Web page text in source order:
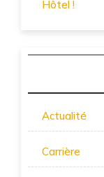
Hôtel !
Actualité
Carrière